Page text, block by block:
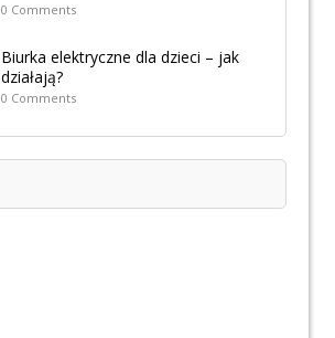
0 Comments
Biurka elektryczne dla dzieci – jak
działają?
0 Comments